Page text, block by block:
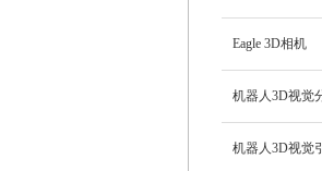
Eagle 3D相机
机器人3D视觉
机器人3D视觉